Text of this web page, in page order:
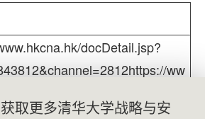
docDetail.jsp?
ww
取更多清华大学战略与安